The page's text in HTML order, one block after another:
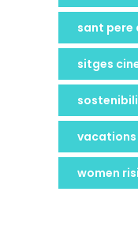
sant pere
sitges
women